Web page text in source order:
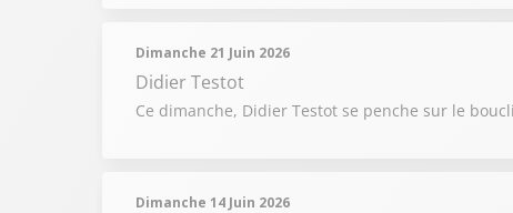
Dimanche 21 Juin 2026
Didier Testot
Ce dimanche, Didier Testot se penche sur le
Dimanche 14 Juin 2026